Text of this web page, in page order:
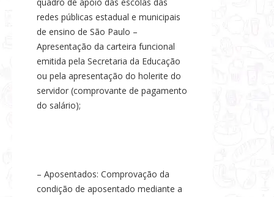
quadro de apoio das escolas das
redes públicas estadual e municipais
de ensino de São Paulo –
Apresentação da carteira funcional
emitida pela Secretaria da Educação
ou pela apresentação do holerite do
servidor (comprovante de pagamento
do salário);
– Aposentados: Comprovação da
condição de aposentado mediante a